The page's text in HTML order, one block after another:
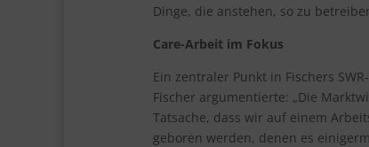
Dinge, die anstehen, so zu
Care-Arbeit im Fokus
Ein zentraler Punkt in Fischers
Fischer argumentierte: „Die
Tatsache, dass wir auf einem
geboren werden, denen es